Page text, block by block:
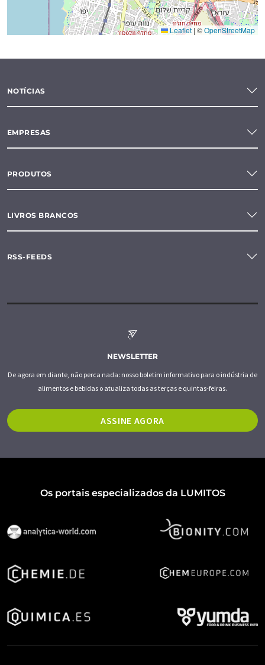
Leaflet | ©OpenStreetMap
NOTÍCIAS
EMPRESAS
PRODUTOS
LIVROS BRANCOS
RSS-FEEDS
NEWSLETTER
De agora em diante, não perca nada: nosso boletim informativo para o indústria de
alimentos e bebidas o atualiza todas as terças e quintas-feiras.
ASSINE AGORA
Os portais especializados da LUMITOS